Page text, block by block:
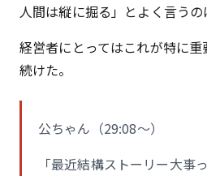
人間は縦に掘る」とよく言うの
経営者にとってはこれが特に
続けた。
公ちゃん（29:08〜）
「最近結構ストーリー大事